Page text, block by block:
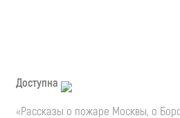
Доступна
«Рассказы о пожаре Москвы, о